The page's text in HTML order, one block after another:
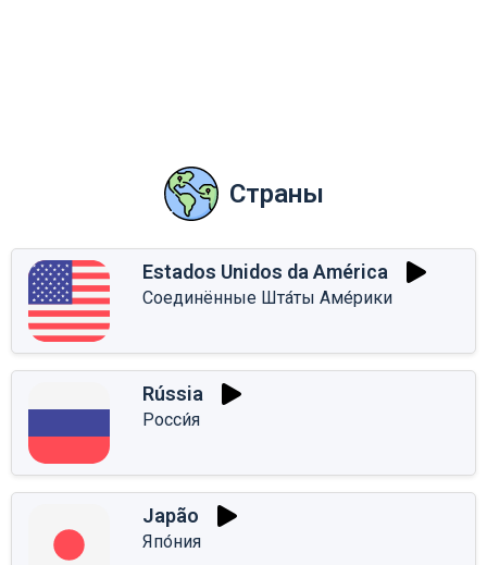
Страны
Estados Unidos da América
Соединённые Шта́ты Аме́рики
Rússia
Росси́я
Japão
Япо́ния